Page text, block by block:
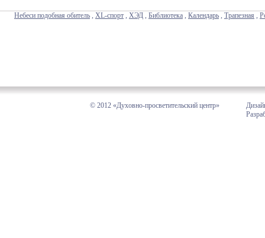
Небеси подобная обитель , XL-спорт , ХЭД , Библиотека , Календарь , Трапезная ,
© 2012 «Духовно-просветительский центр»